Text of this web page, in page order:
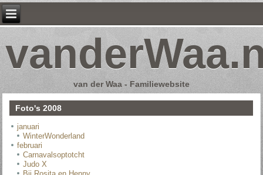
van der Waa - Familiewebsite
Foto's 2008
januari
WinterWonderland
februari
Carnavalsoptotcht
Judo X